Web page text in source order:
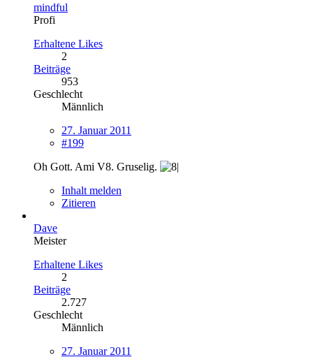
mindful
Profi
Erhaltene Likes
2
Beiträge
953
Geschlecht
Männlich
27. Januar 2011
#199
Oh Gott. Ami V8. Gruselig.
Inhalt melden
Zitieren
Dave
Meister
Erhaltene Likes
2
Beiträge
2.727
Geschlecht
Männlich
27. Januar 2011